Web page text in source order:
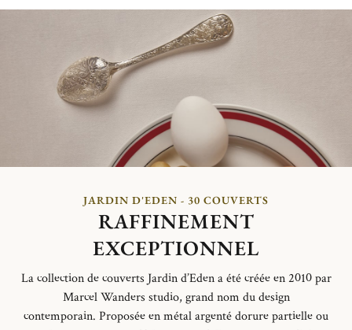
JARDIN D'EDEN - 30 COUVERTS
RAFFINEMENT
EXCEPTIONNEL
La collection de couverts Jardin d’Eden a été créée en 2010 par
Marcel Wanders studio, grand nom du design
contemporain. Proposée en métal argenté dorure partielle ou